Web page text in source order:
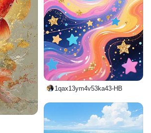
1qax13ym4v53ka43-HB